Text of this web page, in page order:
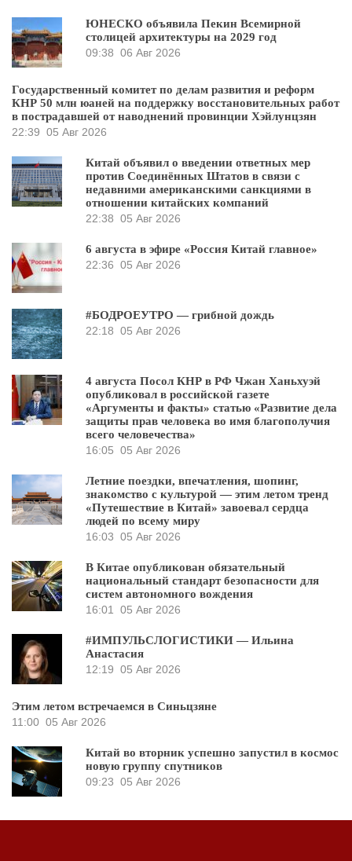
ЮНЕСКО объявила Пекин Всемирной
столицей архитектуры на 2029 год
09:38 06 Авг 2026
Государственный комитет по делам развития и реформ
КНР 50 млн юаней на поддержку восстановительных работ
в пострадавшей от наводнений провинции Хэйлунцзян
22:39 05 Авг 2026
Китай объявил о введении ответных мер
против Соединённых Штатов в связи с
недавними американскими санкциями в
отношении китайских компаний
22:38 05 Авг 2026
6 августа в эфире «Россия Китай главное»
22:36 05 Авг 2026
#БОДРОЕУТРО — грибной дождь
22:18 05 Авг 2026
4 августа Посол КНР в РФ Чжан Ханьхуэй
опубликовал в российской газете
«Аргументы и факты» статью «Развитие дела
защиты прав человека во имя благополучия
всего человечества»
16:05 05 Авг 2026
Летние поездки, впечатления, шопинг,
знакомство с культурой — этим летом тренд
«Путешествие в Китай» завоевал сердца
людей по всему миру
16:03 05 Авг 2026
В Китае опубликован обязательный
национальный стандарт безопасности для
систем автономного вождения
16:01
05 Авг 2026
#ИМПУЛЬСЛОГИСТИКИ — Ильина
Анастасия
12:19 05 Авг 2026
Этим летом встречаемся в Синьцзяне
11:00 05 Авг 2026
Китай во вторник успешно запустил в космос
новую группу спутников
09:23 05 Авг 2026